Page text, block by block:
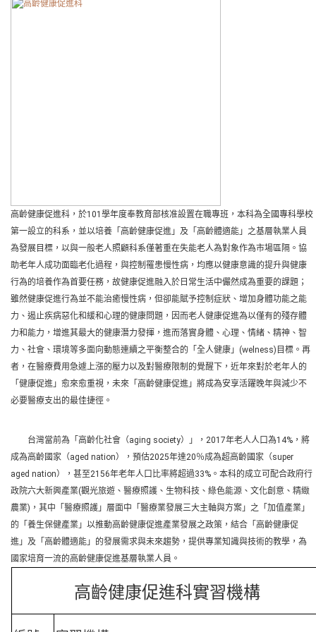
高齡健康促進科，於101學年度奉教育部核准設置在職專班，本科為全國專科學校
第一設立的科系，並以培養「高齡健康促進」及「高齡體適能」之基層執業人員
為發展目標，以與一般老人照顧科系僅著重在失能老人為對象作為市場區隔。協
助老年人成功面臨老化過程，與控制罹患慢性病，均應以健康意識的提升與健康
行為的培養作為首要任務，故健康促進融入於日常生活中儼然成為重要的課題；
雖然健康促進行為並不能治癒慢性病，但卻能賦予控制症狀、增加身體功能之能
力、遏止疾病惡化和緩和心理的健康問題，因而老人健康促進為以僅有的殘存體
力和能力，增進其最大的健康潛力發揮，進而落實身體、心理、情緒、精神、智
力、社會、環境等多面向動態連續之平衡整合的「全人健康」(welness)目標。再
者，在醫療費用急遽上漲的壓力以及對醫療限制的覺醒下，近年來對於老年人的
「健康促進」愈來愈重視，未來「高齡健康促進」將成為安享活躍晚年與減少不
必要醫療支出的最佳捷徑。
台灣當前為「高齡化社會（aging society）」，2017年老人人口為14%，將
成為高齡國家（aged nation），預估2025年達20％成為超高齡國家（super
aged nation），甚至2156年老年人口比率將超過33%。本科的成立可配合政府行
政院六大新興產業(觀光旅遊、醫療照護、生物科技、綠色能源、文化創意、精緻
農業)，其中「醫療照護」層面中「醫療業發展三大主軸與方案」之「加值產業」
的「養生保健產業」以推動高齡健康促進產業發展之政策，結合「高齡健康促
進」及「高齡體適能」的發展需求與未來趨勢，提供專業知識與技術的教學，為
國家培育一流的高齡健康促進基層執業人員。
高齡健康促進科實習機構